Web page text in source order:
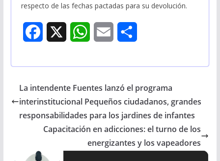
respecto de las fechas pactadas para su devolución.
e
o
W
t
A
p
i
r
e
La intendente Fuentes lanzó el programa
interinstitucional Pequeños ciudadanos, grandes
responsabilidades para los jardines de infantes
Capacitación en adicciones: el turno de los
energizantes y los vapeadores